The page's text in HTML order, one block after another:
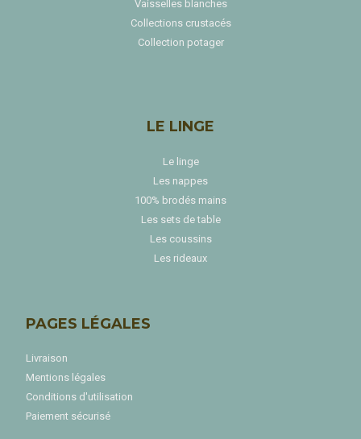
Vaisselles blanches
Collections crustacés
Collection potager
LE LINGE
Le linge
Les nappes
100% brodés mains
Les sets de table
Les coussins
Les rideaux
PAGES LÉGALES
Livraison
Mentions légales
Conditions d'utilisation
Paiement sécurisé